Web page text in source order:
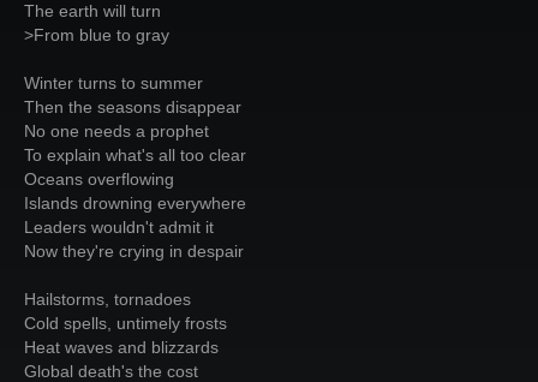
The earth will turn
>From blue to gray
Winter turns to summer
Then the seasons disappear
No one needs a prophet
To explain what's all too clear
Oceans overflowing
Islands drowning everywhere
Leaders wouldn't admit it
Now they're crying in despair
Hailstorms, tornadoes
Cold spells, untimely frosts
Heat waves and blizzards
Global death's the cost